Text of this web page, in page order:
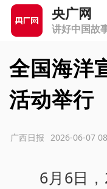
央广网
讲好中国故
全国海洋
活动举行
2026-06-07
广西日报
6月6日